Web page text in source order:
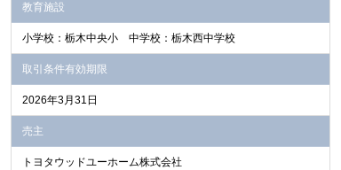
教育施設
小学校：栃木中央小 中学校：栃木西中学校
取引条件有効期限
2026年3月31日
売主
トヨタウッドユーホーム株式会社